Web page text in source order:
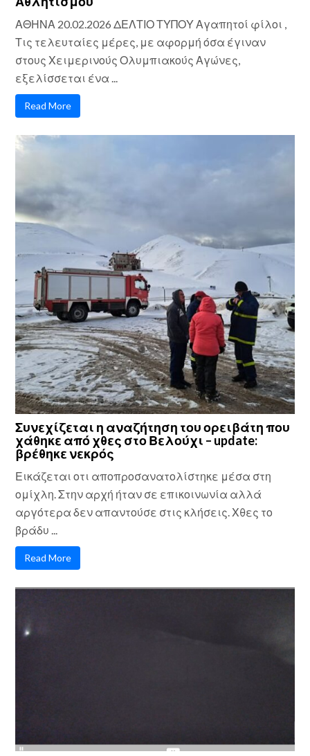
ΑΘΗΝΑ 20.02.2026 ΔΕΛΤΙΟ ΤΥΠΟΥ Αγαπητοί φίλοι ,
Τις τελευταίες μέρες, με αφορμή όσα έγιναν
στους Χειμερινούς Ολυμπιακούς Αγώνες,
εξελίσσεται ένα ...
Read More
Συνεχίζεται η αναζήτηση του ορειβάτη που
χάθηκε από χθες στο Βελούχι – update:
βρέθηκε νεκρός
Εικάζεται οτι αποπροσανατολίστηκε μέσα στη
ομίχλη. Στην αρχή ήταν σε επικοινωνία αλλά
αργότερα δεν απαντούσε στις κλήσεις. Χθες το
βράδυ ...
Read More